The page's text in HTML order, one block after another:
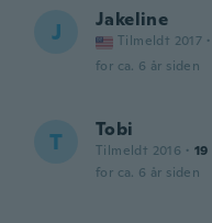
J Jakeline
Tilmeldt 2017 ·
for ca. 6 år siden
T Tobi
Tilmeldt 2016 · 19
for ca. 6 år siden